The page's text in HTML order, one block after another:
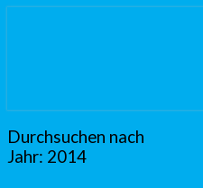
Durchsuchen nach
Jahr: 2014